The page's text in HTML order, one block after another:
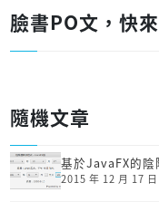
臉書PO文，快
隨機文章
基於JavaFX的陰
2015 年 12 月 17 日